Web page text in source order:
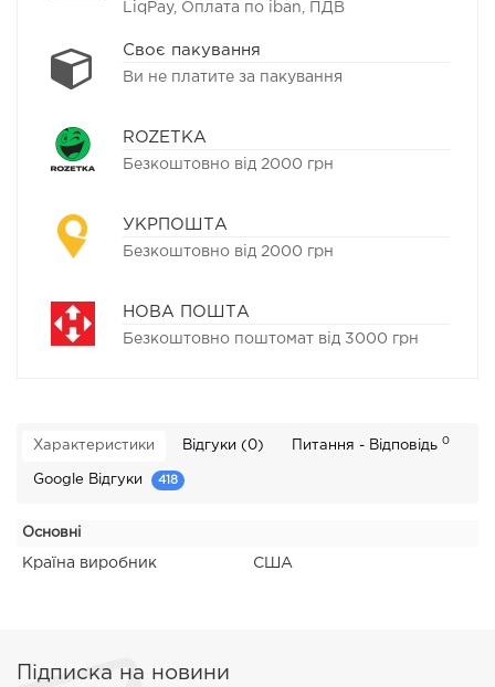
LiqPay, Оплата по iban, ПДВ
Своє пакування
Ви не платите за пакування
ROZETKA
Безкоштовно від 2000 грн
УКРПОШТА
Безкоштовно від 2000 грн
НОВА ПОШТА
Безкоштовно поштомат від 3000 грн
Характеристики Відгуки (0) Питання - Відповідь 0
Google Відгуки 418
Основні
Країна виробник США
Підписка на новини